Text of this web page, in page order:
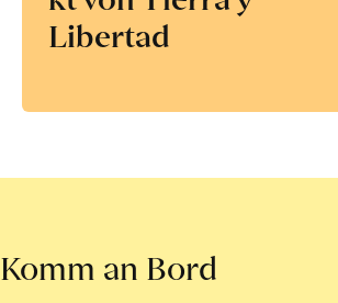
Libertad
Komm an Bord